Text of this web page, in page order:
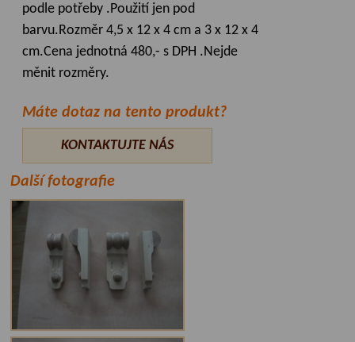
podle potřeby .Použití jen pod
barvu.Rozměr 4,5 x 12 x 4 cm a 3 x 12 x 4
cm.Cena jednotná 480,- s DPH .Nejde
měnit rozměry.
Máte dotaz na tento produkt?
KONTAKTUJTE NÁS
Další fotografie